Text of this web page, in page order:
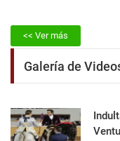
<< Ver más
Galería de
Ventu